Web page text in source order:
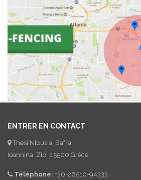
ENTRER EN CONTACT
Thesi Ntousia, Bafra,
Ioannina, Zip: 45500 Grèce
Téléphone: +30-26510-94333